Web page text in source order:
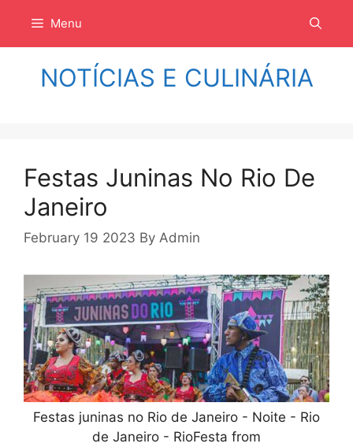
isi
Menu
NOTÍCIAS E CULINÁRIA
Festas Juninas No Rio De
Janeiro
February 19 2023 By Admin
Festas juninas no Rio de Janeiro - Noite - Rio
de Janeiro - RioFesta from